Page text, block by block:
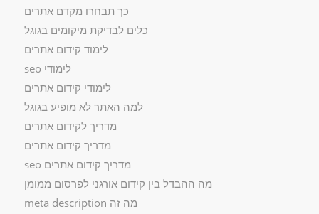
כך תבחרו מקדם אתרים
כלים לבדיקת מיקומים בגוגל
לימוד קידום אתרים
לימודי seo
לימודי קידום אתרים
למה האתר לא מופיע בגוגל
מדריך לקידום אתרים
מדריך קידום אתרים
מדריך קידום אתרים seo
מה ההבדל בין קידום אורגני לפרסום ממומן
מה זה meta description